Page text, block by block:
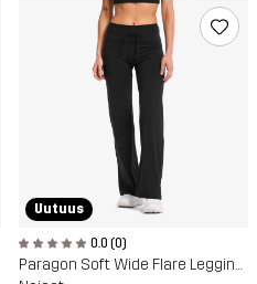
Uutuus
0.0 (0)
Paragon Soft Wide Flare Leggings